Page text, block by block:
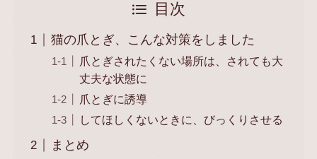
目次
猫の爪とぎ、こんな対策をしました
爪とぎされたくない場所は、されても大
丈夫な状態に
爪とぎに誘導
してほしくないときに、びっくりさせる
まとめ